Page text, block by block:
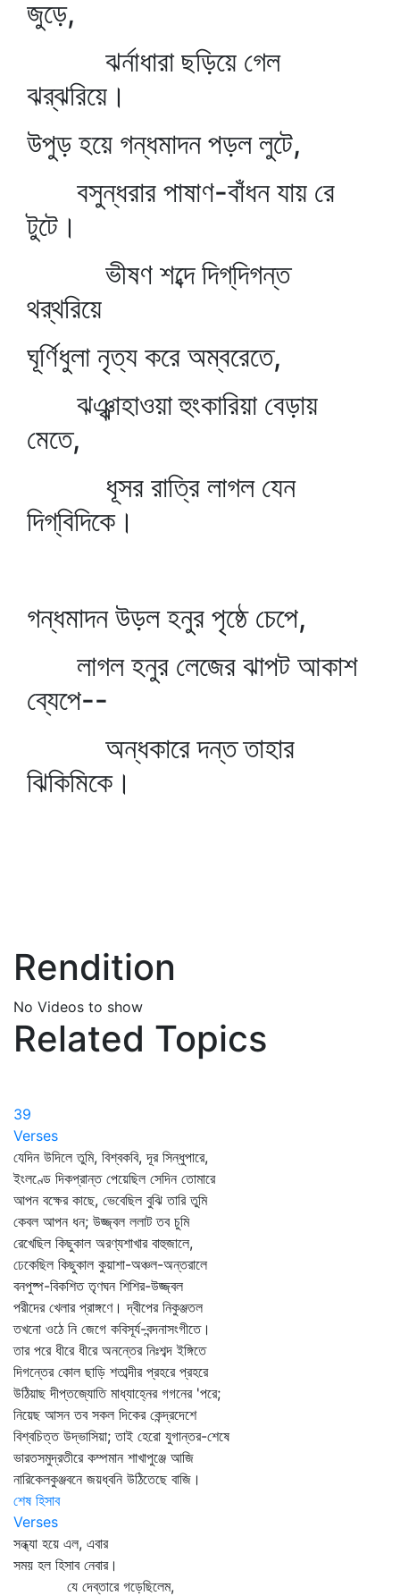
জুড়ে,
ঝর্নাধারা ছড়িয়ে গেল
ঝর্‌ঝরিয়ে।
উপুড় হয়ে গন্ধমাদন পড়ল লুটে,
বসুন্ধরার পাষাণ-বাঁধন যায় রে
টুটে।
ভীষণ শব্দে দিগ্‌দিগন্ত
থর্‌থরিয়ে
ঘূর্ণিধুলা নৃত্য করে অম্বরেতে,
ঝঞ্ঝাহাওয়া হুংকারিয়া বেড়ায়
মেতে,
ধূসর রাত্রি লাগল যেন
দিগ্‌বিদিকে।
গন্ধমাদন উড়ল হনুর পৃষ্ঠে চেপে,
লাগল হনুর লেজের ঝাপট আকাশ
ব্যেপে--
অন্ধকারে দন্ত তাহার
ঝিকিমিকে।
Rendition
No Videos to show
Related Topics
39
Verses
যেদিন উদিলে তুমি, বিশ্বকবি, দূর সিন্ধুপারে,
ইংলণ্ডে দিকপ্রান্ত পেয়েছিল সেদিন তোমারে
আপন বক্ষের কাছে, ভেবেছিল বুঝি তারি তুমি
কেবল আপন ধন; উজ্জ্বল ললাট তব চুমি
রেখেছিল কিছুকাল অরণ্যশাখার বাহুজালে,
ঢেকেছিল কিছুকাল কুয়াশা-অঞ্চল-অন্তরালে
বনপুষ্প-বিকশিত তৃণঘন শিশির-উজ্জ্বল
পরীদের খেলার প্রাঙ্গণে। দ্বীপের নিকুঞ্জতল
তখনো ওঠে নি জেগে কবিসূর্য-বন্দনাসংগীতে।
তার পরে ধীরে ধীরে অনন্তের নিঃশব্দ ইঙ্গিতে
দিগন্তের কোল ছাড়ি শতাব্দীর প্রহরে প্রহরে
উঠিয়াছ দীপ্তজ্যোতি মাধ্যাহ্নের গগনের 'পরে;
নিয়েছ আসন তব সকল দিকের কেন্দ্রদেশে
বিশ্বচিত্ত উদ্ভাসিয়া; তাই হেরো যুগান্তর-শেষে
ভারতসমুদ্রতীরে কম্পমান শাখাপুঞ্জে আজি
নারিকেলকুঞ্জবনে জয়ধ্বনি উঠিতেছে বাজি।
শেষ হিসাব
Verses
সন্ধ্যা হয়ে এল, এবার
সময় হল হিসাব নেবার।
যে দেব্‌তারে গড়েছিলেম,